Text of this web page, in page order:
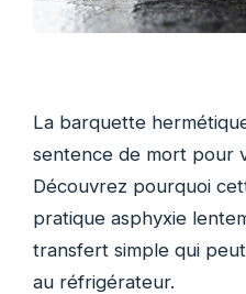
La barquette
sentence de mort pour
Découvrez pourquoi
pratique asphyxie
transfert simple qui
au réfrigérateur.